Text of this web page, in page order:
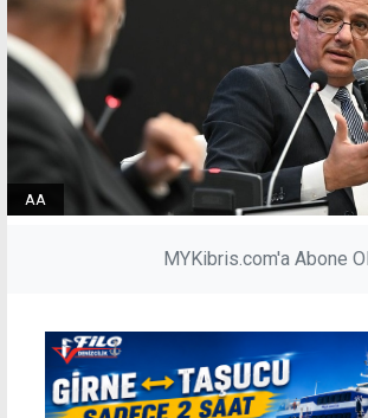
AA
MYKibris.com'a Abone Ol